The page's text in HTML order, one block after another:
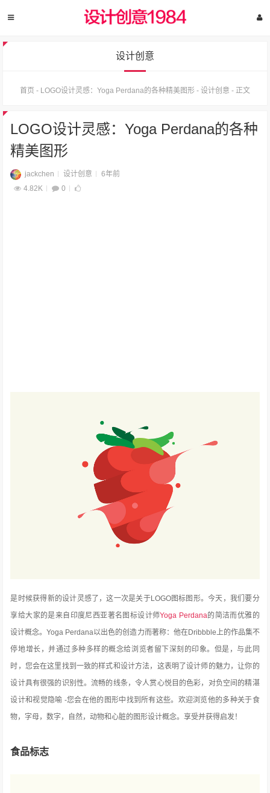
设计创意
首页 - LOGO设计灵感：Yoga Perdana的各种精美图形 - 设计创意 - 正文
LOGO设计灵感：Yoga Perdana的各种
精美图形
jackchen 设计创意
6年前
4.82K
0
是时候获得新的设计灵感了，这一次是关于LOGO图标图形。今天，我们要分
享给大家的是来自印度尼西亚著名图标设计师Yoga Perdana的简洁而优雅的
设计概念。Yoga Perdana以出色的创造力而著称：他在Dribbble上的作品集不
停地增长，并通过多种多样的概念给浏览者留下深刻的印象。 但是，与此同
时，您会在这里找到一致的样式和设计方法，这表明了设计师的魅力，让你的
设计具有很强的识别性。流畅的线条，令人赏心悦目的色彩，对负空间的精湛
设计和视觉隐喻 -您会在他的图形中找到所有这些。欢迎浏览他的多种关于食
物，字母，数字，自然，动物和心脏的图形设计概念。享受并获得启发！
食品标志